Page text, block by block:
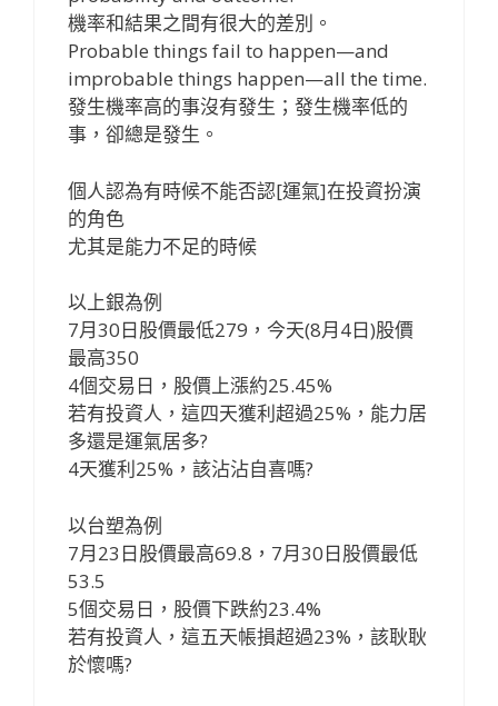
機率和結果之間有很大的差別。
Probable things fail to happen—and
improbable things happen—all the time.
發生機率高的事沒有發生；發生機率低的
事，卻總是發生。
個人認為有時候不能否認[運氣]在投資扮演
的角色
尤其是能力不足的時候
以上銀為例
7月30日股價最低279，今天(8月4日)股價
最高350
4個交易日，股價上漲約25.45%
若有投資人，這四天獲利超過25%，能力居
多還是運氣居多?
4天獲利25%，該沾沾自喜嗎?
以台塑為例
7月23日股價最高69.8，7月30日股價最低
53.5
5個交易日，股價下跌約23.4%
若有投資人，這五天帳損超過23%，該耿耿
於懷嗎?